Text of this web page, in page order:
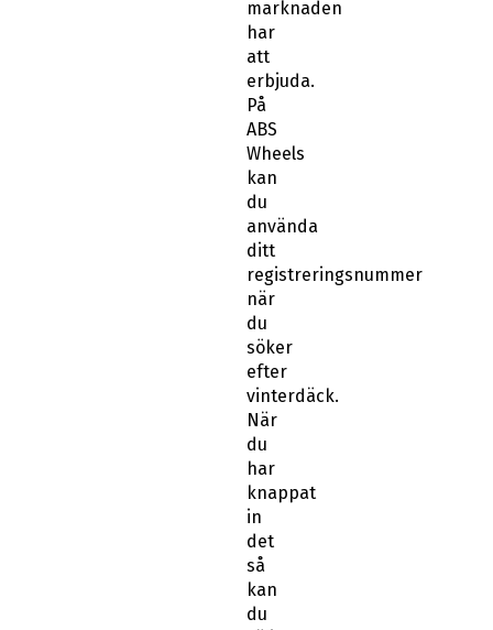
att
erbjuda.
På
ABS
Wheels
kan
du
använda
ditt
registreringsnummer
när
du
söker
efter
vinterdäck.
När
du
har
knappat
in
det
så
kan
du
välja
mellan